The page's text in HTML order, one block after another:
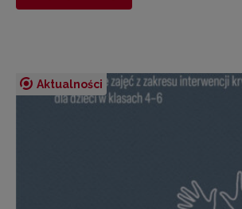
Aktualności